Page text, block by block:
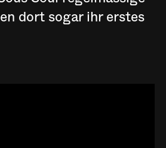
dort sogar ihr erstes